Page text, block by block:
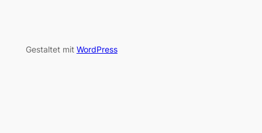
Gestaltet mit WordPress